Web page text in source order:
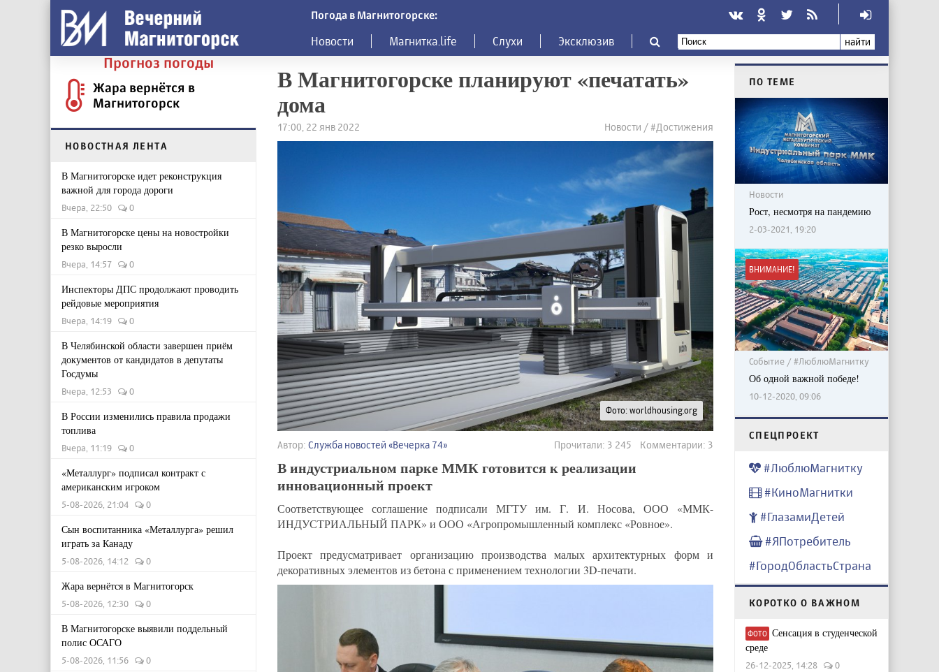
Погода в Магнитогорске:
Новости Магнитка.life Слухи Эксклюзив найти
Прогноз погоды
Жара вернётся в
Магнитогорск
НОВОСТНАЯ ЛЕНТА
В Магнитогорске идет реконструкция
важной для города дороги
Вчера, 22:50 0
В Магнитогорске цены на новостройки
резко выросли
Вчера, 14:57 0
Инспекторы ДПС продолжают проводить
рейдовые мероприятия
Вчера, 14:19 0
В Челябинской области завершен приём
документов от кандидатов в депутаты
Госдумы
Вчера, 12:53 0
В России изменились правила продажи
топлива
Вчера, 11:19 0
«Металлург» подписал контракт с
американским игроком
5-08-2026, 21:04 0
Сын воспитанника «Металлурга» решил
играть за Канаду
5-08-2026, 14:12 0
Жара вернётся в Магнитогорск
5-08-2026, 12:30 0
В Магнитогорске выявили поддельный
полис ОСАГО
5-08-2026, 11:56 0
В Магнитогорске планируют «печатать»
дома
17:00, 22 янв 2022 Новости / #Достижения
Фото: worldhousing.org
Автор: Служба новостей «Вечерка 74» Прочитали: 3 245 Комментарии: 3
В индустриальном парке ММК готовится к реализации
инновационный проект
Соответствующее соглашение подписали МГТУ им. Г. И. Носова, ООО «ММК-
ИНДУСТРИАЛЬНЫЙ ПАРК» и ООО «Агропромышленный комплекс «Ровное».
Проект предусматривает организацию производства малых архитектурных форм и
декоративных элементов из бетона с применением технологии 3D-печати.
ПО ТЕМЕ
Новости
Рост, несмотря на пандемию
2-03-2021, 19:20
ВНИМАНИЕ!
Событие / #ЛюблюМагнитку
Об одной важной победе!
10-12-2020, 09:06
CПЕЦПРОЕКТ
#ЛюблюМагнитку
#КиноМагнитки
#ГлазамиДетей
#ЯПотребитель
#ГородОбластьСтрана
КОРОТКО О ВАЖНОМ
ФОТО Сенсация в студенческой
среде
26-12-2025, 14:28 0